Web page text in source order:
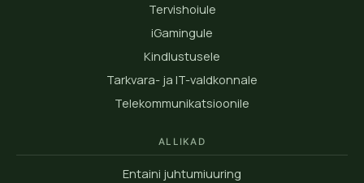
Tervishoiule
iGamingule
Kindlustusele
Tarkvara- ja IT-valdkonnale
Telekommunikatsioonile
ALLIKAD
Entaini juhtumiuuring